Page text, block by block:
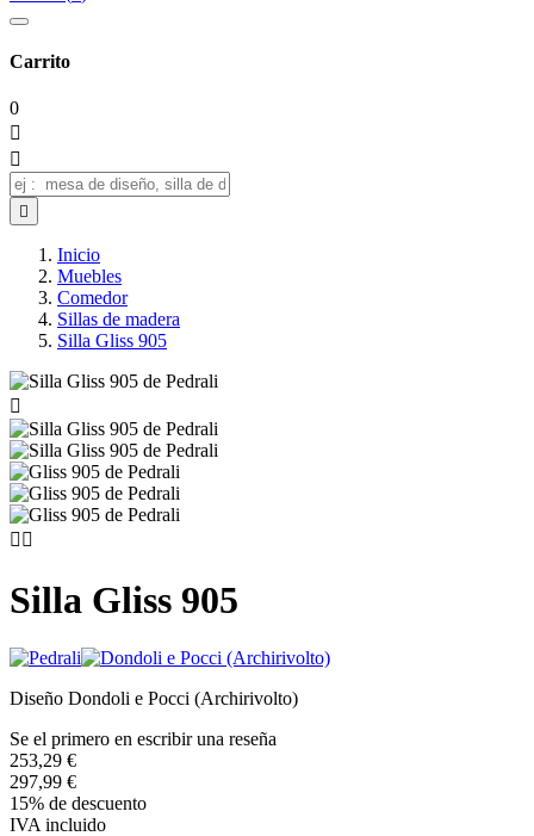
Carrito
0



Inicio
Muebles
Comedor
Sillas de madera
Silla Gliss 905

 
Silla Gliss 905
Diseño Dondoli e Pocci (Archirivolto)
Se el primero en escribir una reseña
253,29 €
297,99 €
15% de descuento
IVA incluido